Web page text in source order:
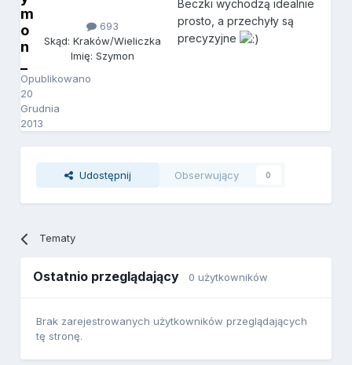
m
o
n
Opublikowano
20
Grudnia
2013
693
Skąd: Kraków/Wieliczka
Imię: Szymon
Beczki wychodzą idealnie
prosto, a przechyły są
precyzyjne
Udostępnij Obserwujący 0
Tematy
Ostatnio przeglądający 0 użytkowników
Brak zarejestrowanych użytkowników przeglądających
tę stronę.